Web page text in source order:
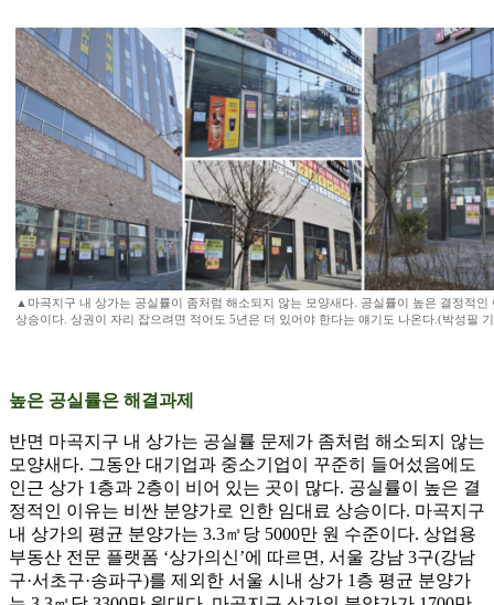
▲마곡지구 내 상가는 공실률이 좀처럼 해소되지 않는 모양새다. 공실률이 높은 결정적
상승이다. 상권이 자리 잡으려면 적어도 5년은 더 있어야 한다는 얘기도 나온다.(박성필 기
높은 공실률은 해결과제
반면 마곡지구 내 상가는 공실률 문제가 좀처럼 해소되지 않는
모양새다. 그동안 대기업과 중소기업이 꾸준히 들어섰음에도
인근 상가 1층과 2층이 비어 있는 곳이 많다. 공실률이 높은 결
정적인 이유는 비싼 분양가로 인한 임대료 상승이다. 마곡지구
내 상가의 평균 분양가는 3.3㎡당 5000만 원 수준이다. 상업용
부동산 전문 플랫폼 ‘상가의신’에 따르면, 서울 강남 3구(강남
구·서초구·송파구)를 제외한 서울 시내 상가 1층 평균 분양가